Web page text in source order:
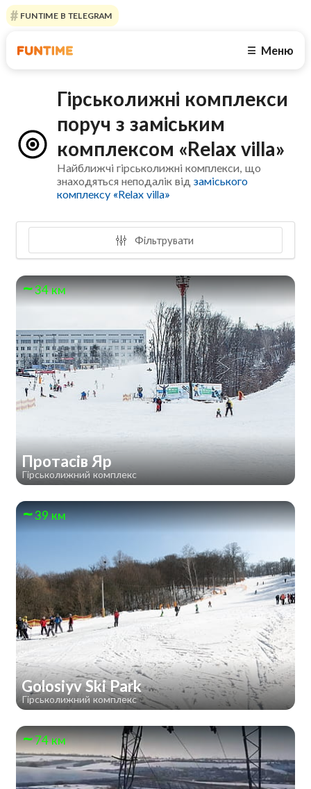
FUNTIME В TELEGRAM
☰ Меню
Гірськолижні комплекси
поруч з заміським
комплексом «Relax villa»
Найближчі гірськолижні комплекси, що
знаходяться неподалік відзаміського
комплексу «Relax villa»
Фільтрувати
34 км
Протасів Яр
Гірськолижний комплекс
39 км
Golosiyv Ski Park
Гірськолижний комплекс
74 км